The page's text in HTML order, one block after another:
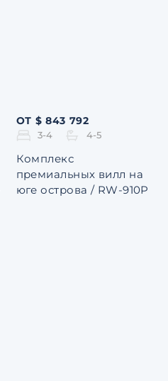
ОТ $ 843 792
3-4 4-5
Комплекс
премиальных вилл на
юге острова / RW-910P